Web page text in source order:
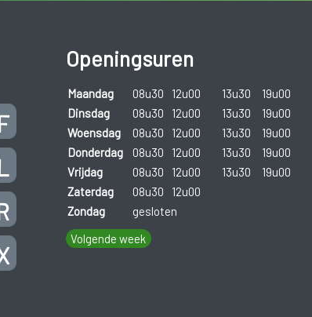
Openingsuren
Maandag 08u30 12u00 13u30
19u00
Dinsdag
08u30 12u00 13u30
19u00
Woensdag
08u30 12u00 13u30
19u00
Donderdag
08u30 12u00 13u30
19u00
Vrijdag
08u30 12u00 13u30
19u00
Zaterdag
08u30
12u00
Zondag
gesloten
Volgende week